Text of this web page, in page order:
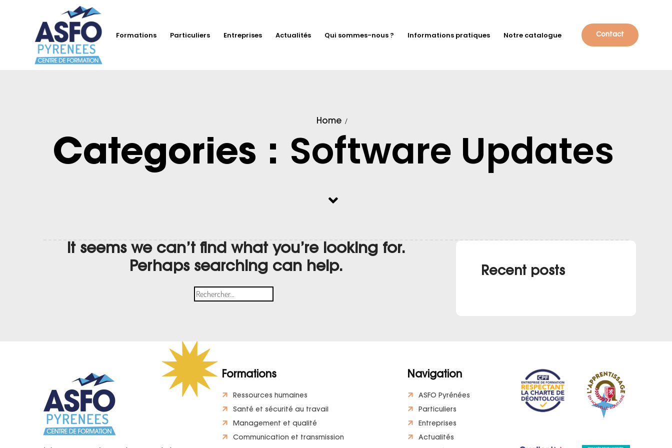
Formations Particuliers Entreprises Actualités Qui sommes-nous ? Informations pratiques Notre catalogue Contact
Home
Categories : Software Updates
It seems we can’t find what you’re looking for.
Perhaps searching can help.
Recent posts
Formations
Ressources humaines
Santé et sécurité au travail
Management et qualité
Communication et transmission
Navigation
ASFO Pyrénées
Particuliers
Entreprises
Actualités